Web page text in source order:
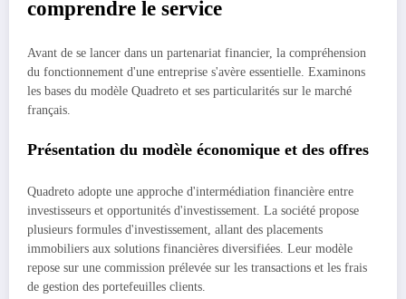
comprendre le service
Avant de se lancer dans un partenariat financier, la compréhension
du fonctionnement d'une entreprise s'avère essentielle. Examinons
les bases du modèle Quadreto et ses particularités sur le marché
français.
Présentation du modèle économique et des offres
Quadreto adopte une approche d'intermédiation financière entre
investisseurs et opportunités d'investissement. La société propose
plusieurs formules d'investissement, allant des placements
immobiliers aux solutions financières diversifiées. Leur modèle
repose sur une commission prélevée sur les transactions et les frais
de gestion des portefeuilles clients.